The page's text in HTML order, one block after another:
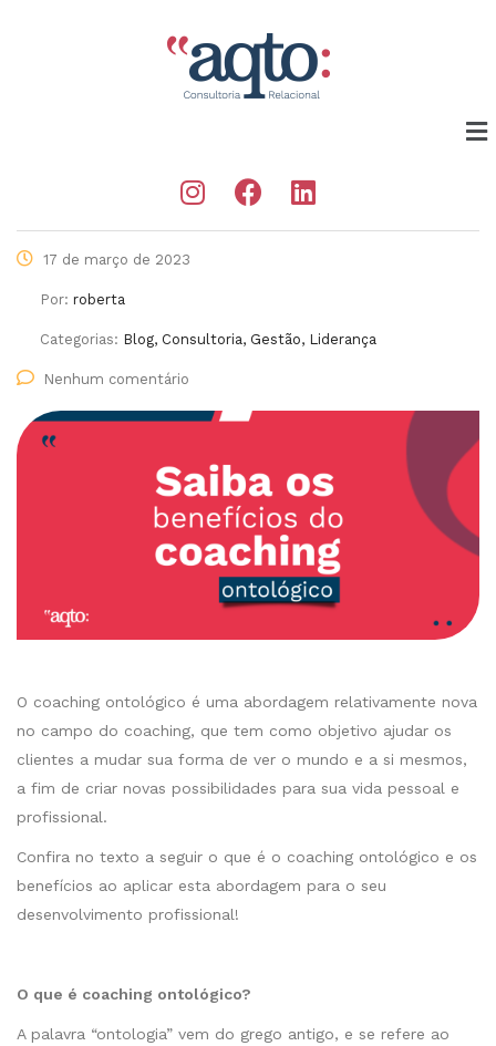
17 de março de 2023
Por: roberta
Categorias: Blog, Consultoria, Gestão, Liderança
Nenhum comentário
O coaching ontológico é uma abordagem relativamente nova
no campo do coaching, que tem como objetivo ajudar os
clientes a mudar sua forma de ver o mundo e a si mesmos,
a fim de criar novas possibilidades para sua vida pessoal e
profissional.
Confira no texto a seguir o que é o coaching ontológico e os
benefícios ao aplicar esta abordagem para o seu
desenvolvimento profissional!
O que é coaching ontológico?
A palavra “ontologia” vem do grego antigo, e se refere ao